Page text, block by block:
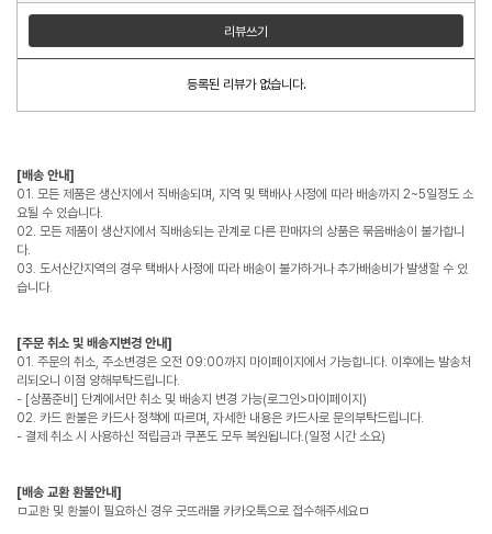
리뷰쓰기
등록된 리뷰가 없습니다.
[배송 안내]
01. 모든 제품은 생산지에서 직배송되며, 지역 및 택배사 사정에 따라 배송까지 2~5일정도 소
요될 수 있습니다.
02. 모든 제품이 생산지에서 직배송되는 관계로 다른 판매자의 상품은 묶음배송이 불가합니
다.
03. 도서산간지역의 경우 택배사 사정에 따라 배송이 불가하거나 추가배송비가 발생할 수 있
습니다.
[주문 취소 및 배송지변경 안내]
01. 주문의 취소, 주소변경은 오전 09:00까지 마이페이지에서 가능합니다. 이후에는 발송처
리되오니 이점 양해부탁드립니다.
- [상품준비] 단계에서만 취소 및 배송지 변경 가능(로그인>마이페이지)
02. 카드 환불은 카드사 정책에 따르며, 자세한 내용은 카드사로 문의부탁드립니다.
- 결제 취소 시 사용하신 적립금과 쿠폰도 모두 복원됩니다.(일정 시간 소요)
[배송 교환 환불안내]
ㅁ교환 및 환불이 필요하신 경우 굿뜨래몰 카카오톡으로 접수해주세요ㅁ